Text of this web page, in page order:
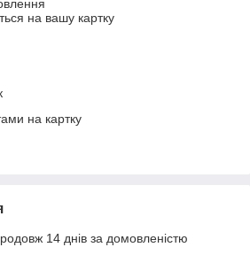
на вашу картку
на картку
14 днів за домовленістю